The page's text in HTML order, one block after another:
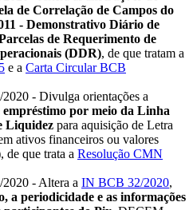
de Correlação de Campos do
- Demonstrativo Diário de
de Requerimento de
(DDR), de que tratam a
e a Carta Circular BCB
2020 - Divulga orientações a
empréstimo por meio da Linha
Liquidez para aquisição de Letra
ativos financeiros ou valores
que trata a Resolução CMN
2020 - Altera a IN BCB 32/2020,
a periodicidade e as informações